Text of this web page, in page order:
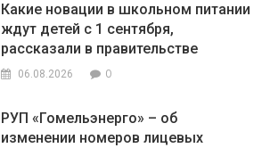
Какие новации в школьном питании
ждут детей с 1 сентября,
рассказали в правительстве
06.08.2026 0
РУП «Гомельэнерго» – об
изменении номеров лицевых